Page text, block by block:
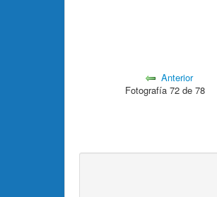
Anterior
Fotografía 72 de 78